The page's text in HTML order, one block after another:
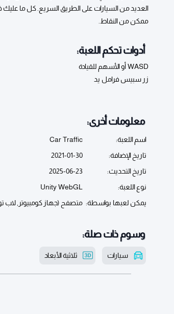
العديد من السيارات على الطريق السريع. كل ما عليك
ممكن من النقاط.
أدوات تحكم اللعبة:
WASD أو الأسهم للقيادة
زر سبيس فرامل يد
معلومات أخرى:
اسم اللعبة:
Car Traffic
تاريخ الإضافة:
2021-01-30
تاريخ التحديث:
2025-06-23
نوع اللعبة:
Unity WebGL
يمكن لعبها بواسطة: متصفح (جهاز كومبيوتر, لاب
وسوم ذات صلة:
سيارات ثلاثية الأبعاد